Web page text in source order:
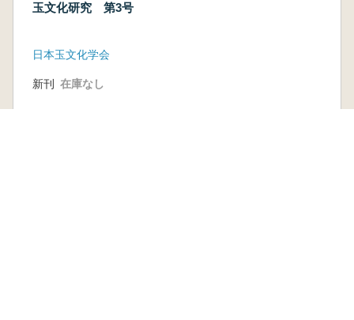
玉文化研究 第3号
日本玉文化学会
新刊 在庫なし